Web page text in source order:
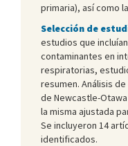
primaria), así como
Selección de
estudios que
contaminantes en
respiratorias,
resumen. Análisis
de Newcastle-
la misma ajustada
Se incluyeron 14
identificados.